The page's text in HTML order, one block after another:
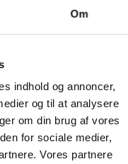
Om
indhold og annoncer,
og til at analysere
om din brug af vores
for sociale medier,
Vores partnere
kr.